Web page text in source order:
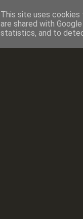
This site uses cookies
are shared with
statistics, and to